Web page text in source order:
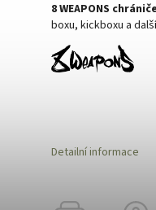
8 WEAPONS
boxu, kickboxu a
Detailní informace